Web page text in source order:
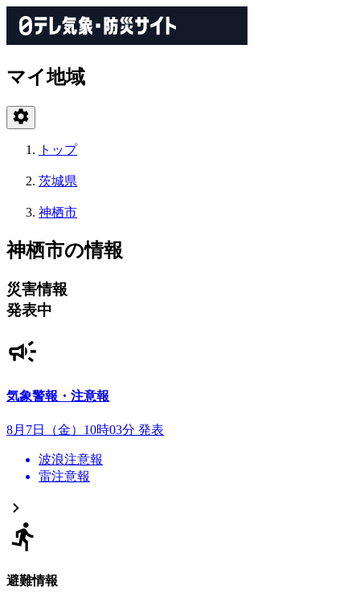
マイ地域
トップ
茨城県
神栖市
神栖市の情報
災害情報
発表中
気象警報・注意報
8月7日（金）10時03分 発表
波浪注意報
雷注意報
避難情報